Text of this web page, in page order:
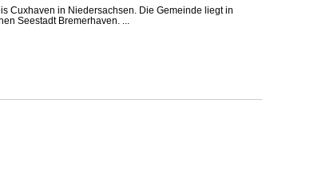
Cuxhaven in Niedersachsen. Die Gemeinde liegt in
Seestadt Bremerhaven. ...